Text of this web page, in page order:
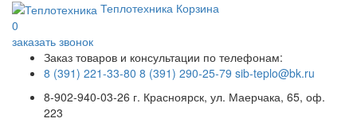
Теплотехника Корзина
0
заказать звонок
Заказ товаров и консультации по телефонам:
8 (391) 221-33-80 8 (391) 290-25-79 sib-teplo@bk.ru
8-902-940-03-26 г. Красноярск, ул. Маерчака, 65, оф.
223